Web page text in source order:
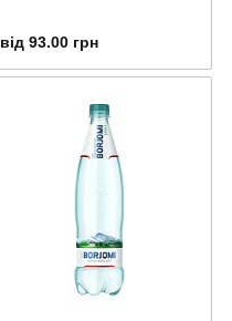
від 93.00 грн